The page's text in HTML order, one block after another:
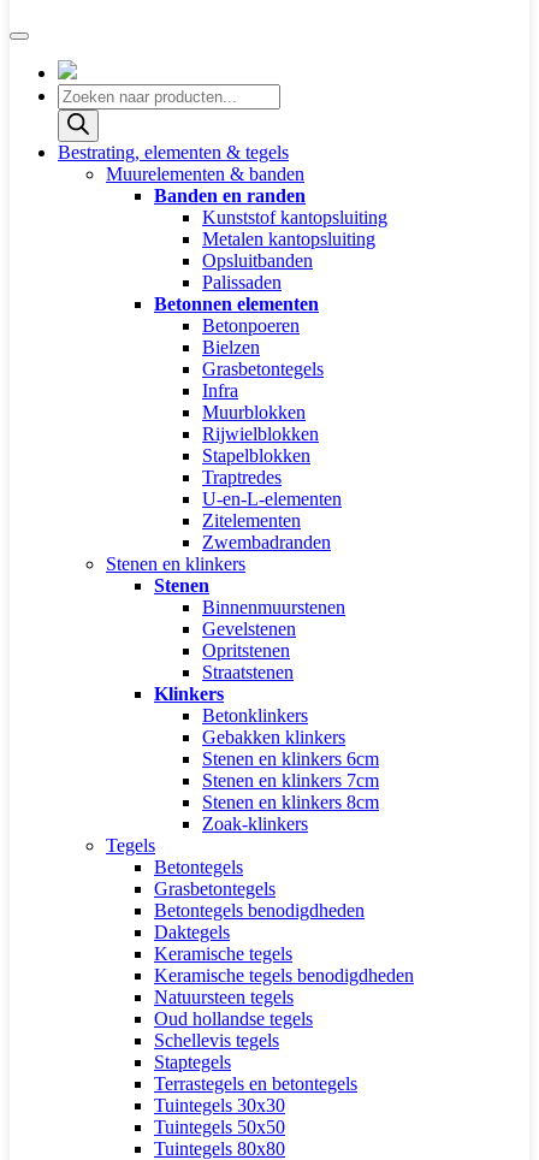
Producten
zoeken
Bestrating, elementen & tegels
Muurelementen & banden
Banden en randen
Kunststof kantopsluiting
Metalen kantopsluiting
Opsluitbanden
Palissaden
Betonnen elementen
Betonpoeren
Bielzen
Grasbetontegels
Infra
Muurblokken
Rijwielblokken
Stapelblokken
Traptredes
U-en-L-elementen
Zitelementen
Zwembadranden
Stenen en klinkers
Stenen
Binnenmuurstenen
Gevelstenen
Opritstenen
Straatstenen
Klinkers
Betonklinkers
Gebakken klinkers
Stenen en klinkers 6cm
Stenen en klinkers 7cm
Stenen en klinkers 8cm
Zoak-klinkers
Tegels
Betontegels
Grasbetontegels
Betontegels benodigdheden
Daktegels
Keramische tegels
Keramische tegels benodigdheden
Natuursteen tegels
Oud hollandse tegels
Schellevis tegels
Staptegels
Terrastegels en betontegels
Tuintegels 30x30
Tuintegels 50x50
Tuintegels 80x80